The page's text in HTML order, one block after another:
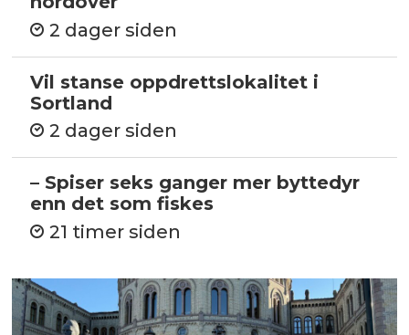
2 dager siden
Vil stanse oppdrettslokalitet i
Sortland
2 dager siden
– Spiser seks ganger mer byttedyr
enn det som fiskes
21 timer siden